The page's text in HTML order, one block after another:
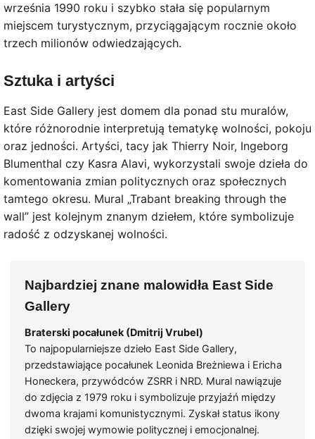
września 1990 roku i szybko stała się popularnym
miejscem turystycznym, przyciągającym rocznie około
trzech milionów odwiedzających.
Sztuka i artyści
East Side Gallery jest domem dla ponad stu muralów,
które różnorodnie interpretują tematykę wolności, pokoju
oraz jedności. Artyści, tacy jak Thierry Noir, Ingeborg
Blumenthal czy Kasra Alavi, wykorzystali swoje dzieła do
komentowania zmian politycznych oraz społecznych
tamtego okresu. Mural „Trabant breaking through the
wall” jest kolejnym znanym dziełem, które symbolizuje
radość z odzyskanej wolności.
Najbardziej znane malowidła East Side
Gallery
Braterski pocałunek (Dmitrij Vrubel)
To najpopularniejsze dzieło East Side Gallery,
przedstawiające pocałunek Leonida Breżniewa i Ericha
Honeckera, przywódców ZSRR i NRD. Mural nawiązuje
do zdjęcia z 1979 roku i symbolizuje przyjaźń między
dwoma krajami komunistycznymi. Zyskał status ikony
dzięki swojej wymowie politycznej i emocjonalnej.